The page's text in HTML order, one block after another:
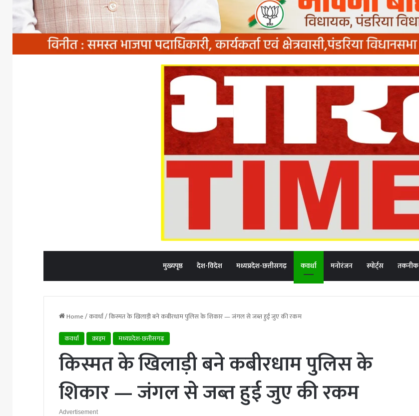
मुख्यपृष्ठ देश-विदेश मध्यप्रदेश-छत्तीसगढ़ कवर्धा मनोरंजन स्पोर्ट्स तकनीक
Home/कवर्धा/किस्मत के खिलाड़ी बने कबीरधाम पुलिस के शिकार — जंगल से जब्त हुई जुए की रकम
कवर्धा
क्राइम मध्यप्रदेश-छत्तीसगढ़
किस्मत के खिलाड़ी बने कबीरधाम पुलिस के
शिकार — जंगल से जब्त हुई जुए की रकम
Advertisement